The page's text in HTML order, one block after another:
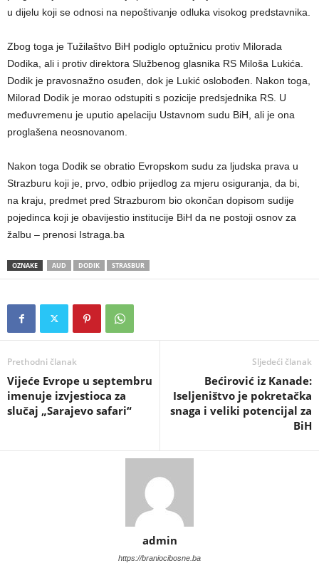
u dijelu koji se odnosi na nepoštivanje odluka visokog predstavnika.
Zbog toga je Tužilaštvo BiH podiglo optužnicu protiv Milorada
Dodika, ali i protiv direktora Službenog glasnika RS Miloša Lukića.
Dodik je pravosnažno osuđen, dok je Lukić oslobođen. Nakon toga,
Milorad Dodik je morao odstupiti s pozicije predsjednika RS. U
međuvremenu je uputio apelaciju Ustavnom sudu BiH, ali je ona
proglašena neosnovanom.
Nakon toga Dodik se obratio Evropskom sudu za ljudska prava u
Strazburu koji je, prvo, odbio prijedlog za mjeru osiguranja, da bi,
na kraju, predmet pred Strazburom bio okončan dopisom sudije
pojedinca koji je obavijestio institucije BiH da ne postoji osnov za
žalbu – prenosi Istraga.ba
OZNAKE AUD DODIK STRASBUR
Prethodni članak
​Vijeće Evrope u septembru
imenuje izvjestioca za
slučaj „Sarajevo safari“
Sljedeći članak
​Bećirović iz Kanade:
Iseljeništvo je pokretačka
snaga i veliki potencijal za
BiH
admin
https://braniocibosne.ba